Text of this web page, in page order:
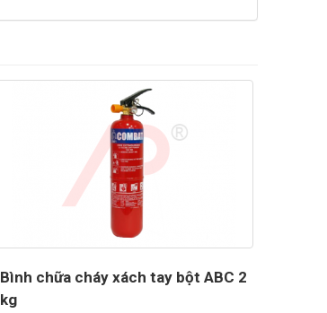
Bình chữa cháy xách tay bột ABC 2
kg